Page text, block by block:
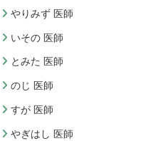
やりみず 医師
いその 医師
とみた 医師
のじ 医師
すが 医師
やぎはし 医師